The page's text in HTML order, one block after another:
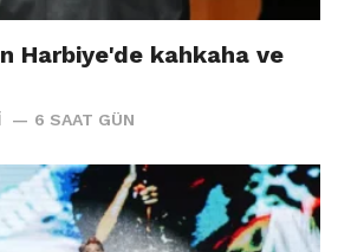
Harbiye'de kahkaha ve
6 SAAT GÜN